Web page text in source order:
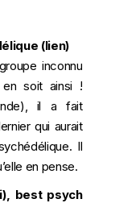
(lien)
inconnu
soit ainsi !
il a fait
qui aurait
Il
en pense.
), best psych